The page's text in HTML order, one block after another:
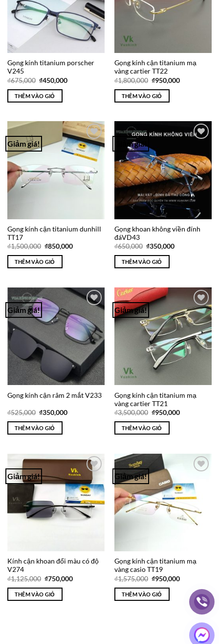
Gọng kính titanium porscher
V245
₫675,000 Giá
là:
₫675,000.
₫450,000Giá
THÊM VÀO GIỎ
Gọng kính cận titanium mạ
vàng cartier TT22
₫1,800,000 Giá
là:
₫1,800,000.
₫950,000Giá
THÊM VÀO GIỎ
Giảm giá!
Add to
Wishlist
Gọng kính cận titanium dunhill
TT17
₫1,500,000 Giá
là:
₫1,500,000.
₫850,000Giá
THÊM VÀO GIỎ
Giảm giá!
Wishlist
Gọng khoan không viền đính
đáVD43
₫650,000 Giá
là:
₫650,000.
₫350,000Giá
THÊM VÀO GIỎ
Giảm giá!
Wishlist
Gọng kính cận râm 2 mắt V233
₫525,000 Giá
là:
₫525,000.
₫350,000Giá
THÊM VÀO GIỎ
Giảm giá!
Add to
Wishlist
Gọng kính cận titanium mạ
vàng cartier TT21
₫3,500,000 Giá
là:
₫3,500,000.
₫950,000Giá
THÊM VÀO GIỎ
Giảm giá!
Add to
Wishlist
Kính cận khoan đổi màu có độ
V274
₫1,125,000 Giá
là:
₫1,125,000.
₫750,000Giá
THÊM VÀO GIỎ
Giảm giá!
Wishlist
Gọng kính cận titanium mạ
vàng casio TT19
₫1,575,000 Giá
là:
₫1,575,000.
₫950,000Giá
₫950,000.
THÊM VÀO GIỎ